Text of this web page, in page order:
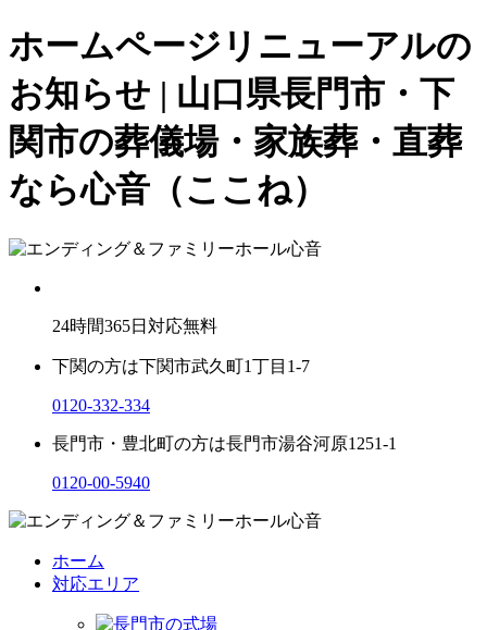
ホームページリニューアルの
お知らせ | 山口県長門市・下
関市の葬儀場・家族葬・直葬
なら心音（ここね）
24時間365日対応無料
下関の方は下関市武久町1丁目1-7
0120-332-334
長門市・豊北町の方は長門市湯谷河原1251-1
0120-00-5940
ホーム
対応エリア